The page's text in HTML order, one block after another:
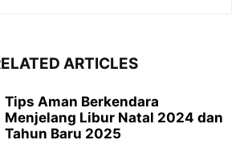
ARTICLES
Tips Aman Berkendara
Menjelang Libur Natal 2024 dan
Tahun Baru 2025